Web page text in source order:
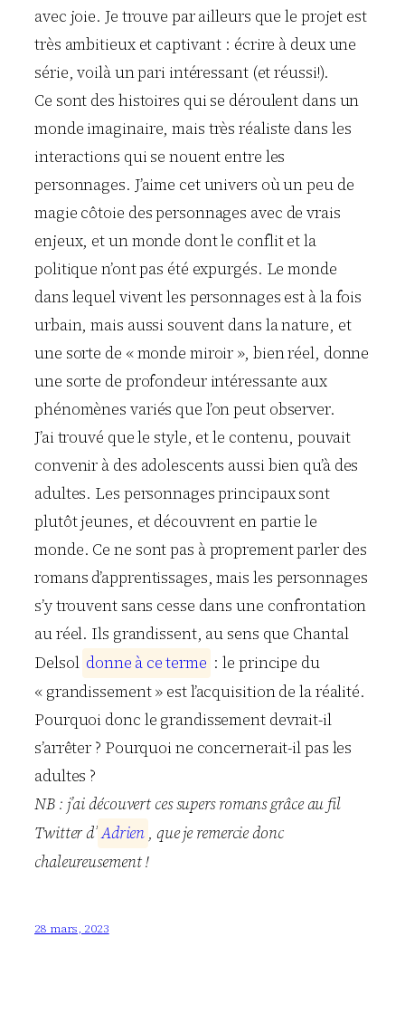
avec joie. Je trouve par ailleurs que le projet est
très ambitieux et captivant : écrire à deux une
série, voilà un pari intéressant (et réussi!).
Ce sont des histoires qui se déroulent dans un
monde imaginaire, mais très réaliste dans les
interactions qui se nouent entre les
personnages. J’aime cet univers où un peu de
magie côtoie des personnages avec de vrais
enjeux, et un monde dont le conflit et la
politique n’ont pas été expurgés. Le monde
dans lequel vivent les personnages est à la fois
urbain, mais aussi souvent dans la nature, et
une sorte de « monde miroir », bien réel, donne
une sorte de profondeur intéressante aux
phénomènes variés que l’on peut observer.
J’ai trouvé que le style, et le contenu, pouvait
convenir à des adolescents aussi bien qu’à des
adultes. Les personnages principaux sont
plutôt jeunes, et découvrent en partie le
monde. Ce ne sont pas à proprement parler des
romans d’apprentissages, mais les personnages
s’y trouvent sans cesse dans une confrontation
au réel. Ils grandissent, au sens que Chantal
Delsol donne à ceterme : le principe du
« grandissement » est l’acquisition de la réalité.
Pourquoi donc le grandissement devrait-il
s’arrêter ? Pourquoi ne concernerait-il pas les
adultes ?
NB : j’ai découvert ces supers romans grâce au fil
Twitter d’Adrien , que je remercie donc
chaleureusement !
28 mars, 2023